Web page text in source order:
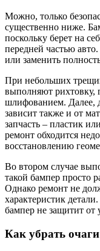
Можно, только
существенно ниже.
поскольку берет на
передней частью
или заменить
При небольших
выполняют рихтовку,
шлифованием. Далее,
зависит также и от
запчасть – пластик
ремонт обходится
восстановлению
Во втором случае
такой бампер просто
Однако ремонт не
характеристик
бампер не защитит от
Как убрать